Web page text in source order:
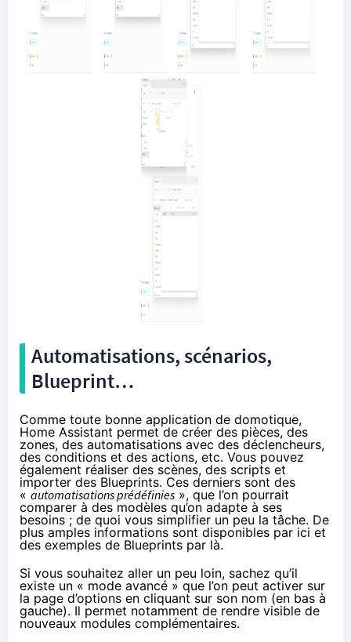
Automatisations, scénarios,
Blueprint…
Comme toute bonne application de domotique,
Home Assistant permet de créer des pièces, des
zones, des automatisations avec des déclencheurs,
des conditions et des actions, etc. Vous pouvez
également réaliser des scènes, des scripts et
importer des Blueprints. Ces derniers sont des
« automatisations prédéfinies », que l’on pourrait
comparer à des modèles qu’on adapte à ses
besoins ; de quoi vous simplifier un peu la tâche. De
plus amples informations sont disponibles par ici et
des exemples de Blueprints par là.
Si vous souhaitez aller un peu loin, sachez qu’il
existe un « mode avancé » que l’on peut activer sur
la page d’options en cliquant sur son nom (en bas à
gauche). Il permet notamment de rendre visible de
nouveaux modules complémentaires.